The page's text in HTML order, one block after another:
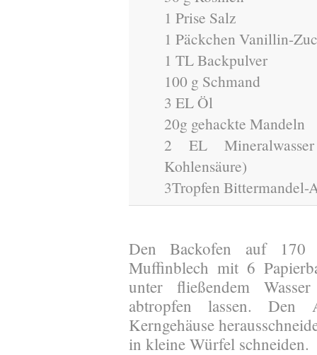
1 Prise Salz
1 Päckchen Vanillin-
1 TL Backpulver
100 g Schmand
3 EL Öl
20g gehackte Mandeln
2 EL
Kohlensäure)
3Tropfen Bittermandel-
Den Backofen auf
Muffinblech mit 6
unter fließendem
abtropfen lassen.
Kerngehäuse
in kleine Würfel schneiden.